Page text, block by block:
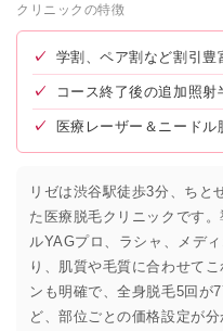
クリニックの特徴
✓ 学割、ペア割など割引豊
✓ コース終了後の追加照射
✓ 医療レーザー＆ニードル
リゼは渋谷駅徒歩3分、ちと
た医療脱毛クリニックです
ルYAGプロ、ラシャ、メデ
り、肌質や毛質に合わせて
ンも明確で、全身脱毛5回が
ど、部位ごとの価格設定が